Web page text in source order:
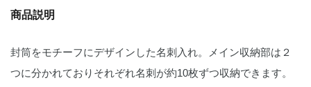
商品説明
封筒をモチーフにデザインした名刺入れ。メイン収納部は２
つに分かれておりそれぞれ名刺が約10枚ずつ収納できます。